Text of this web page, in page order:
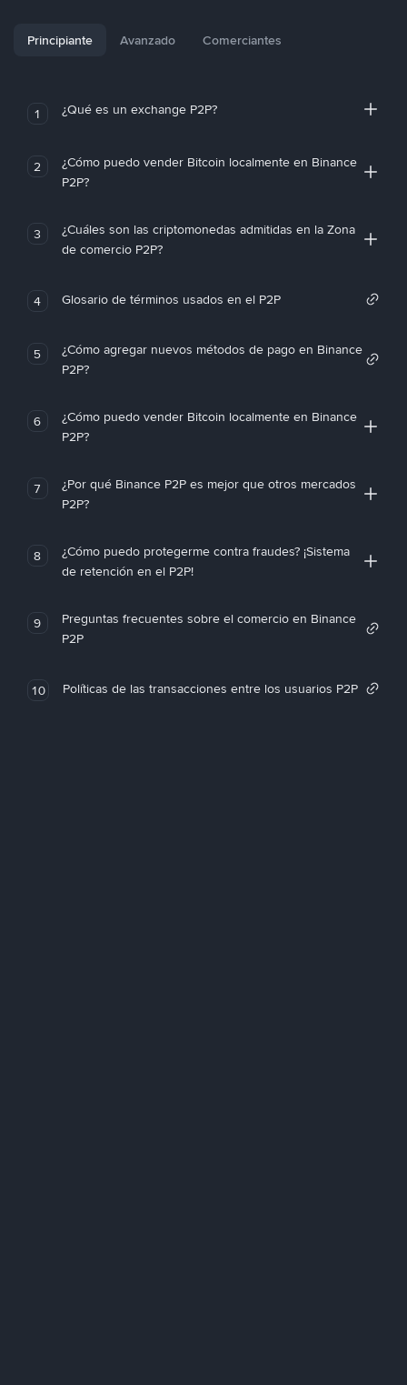
Principiante Avanzado Comerciantes
1 ¿Qué es un exchange P2P?
2
¿Cómo puedo vender Bitcoin localmente en Binance
P2P?
3
¿Cuáles son las criptomonedas admitidas en la Zona
de comercio P2P?
4 Glosario de términos usados en el P2P
5
¿Cómo agregar nuevos métodos de pago en Binance
P2P?
6
¿Cómo puedo vender Bitcoin localmente en Binance
P2P?
7
¿Por qué Binance P2P es mejor que otros mercados
P2P?
8
¿Cómo puedo protegerme contra fraudes? ¡Sistema
de retención en el P2P!
9
Preguntas frecuentes sobre el comercio en Binance
P2P
10 Políticas de las transacciones entre los usuarios P2P